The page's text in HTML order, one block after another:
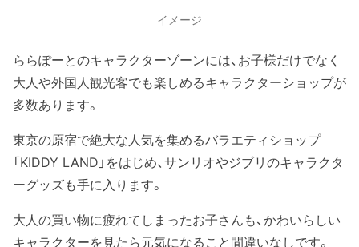
イメージ
ららぽーとのキャラクターゾーンには、お子様だけでなく
大人や外国人観光客でも楽しめるキャラクターショップが
多数あります。
東京の原宿で絶大な人気を集めるバラエティショップ
「KIDDY LAND」をはじめ、サンリオやジブリのキャラクタ
ーグッズも手に入ります。
大人の買い物に疲れてしまったお子さんも、かわいらしい
キャラクターを見たら元気になること間違いなしです。